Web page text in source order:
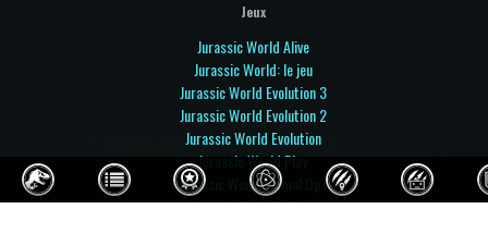
Jeux
Jurassic World Alive
Jurassic World: le jeu
Jurassic World Evolution 3
Jurassic World Evolution 2
Jurassic World Evolution
Jurassic World Play
Jurassic World Primal Ops
Jurassic Park Builder